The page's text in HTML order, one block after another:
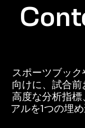
スポーツブッ
向けに、試合前
高度な分析指標
アルを1つの埋